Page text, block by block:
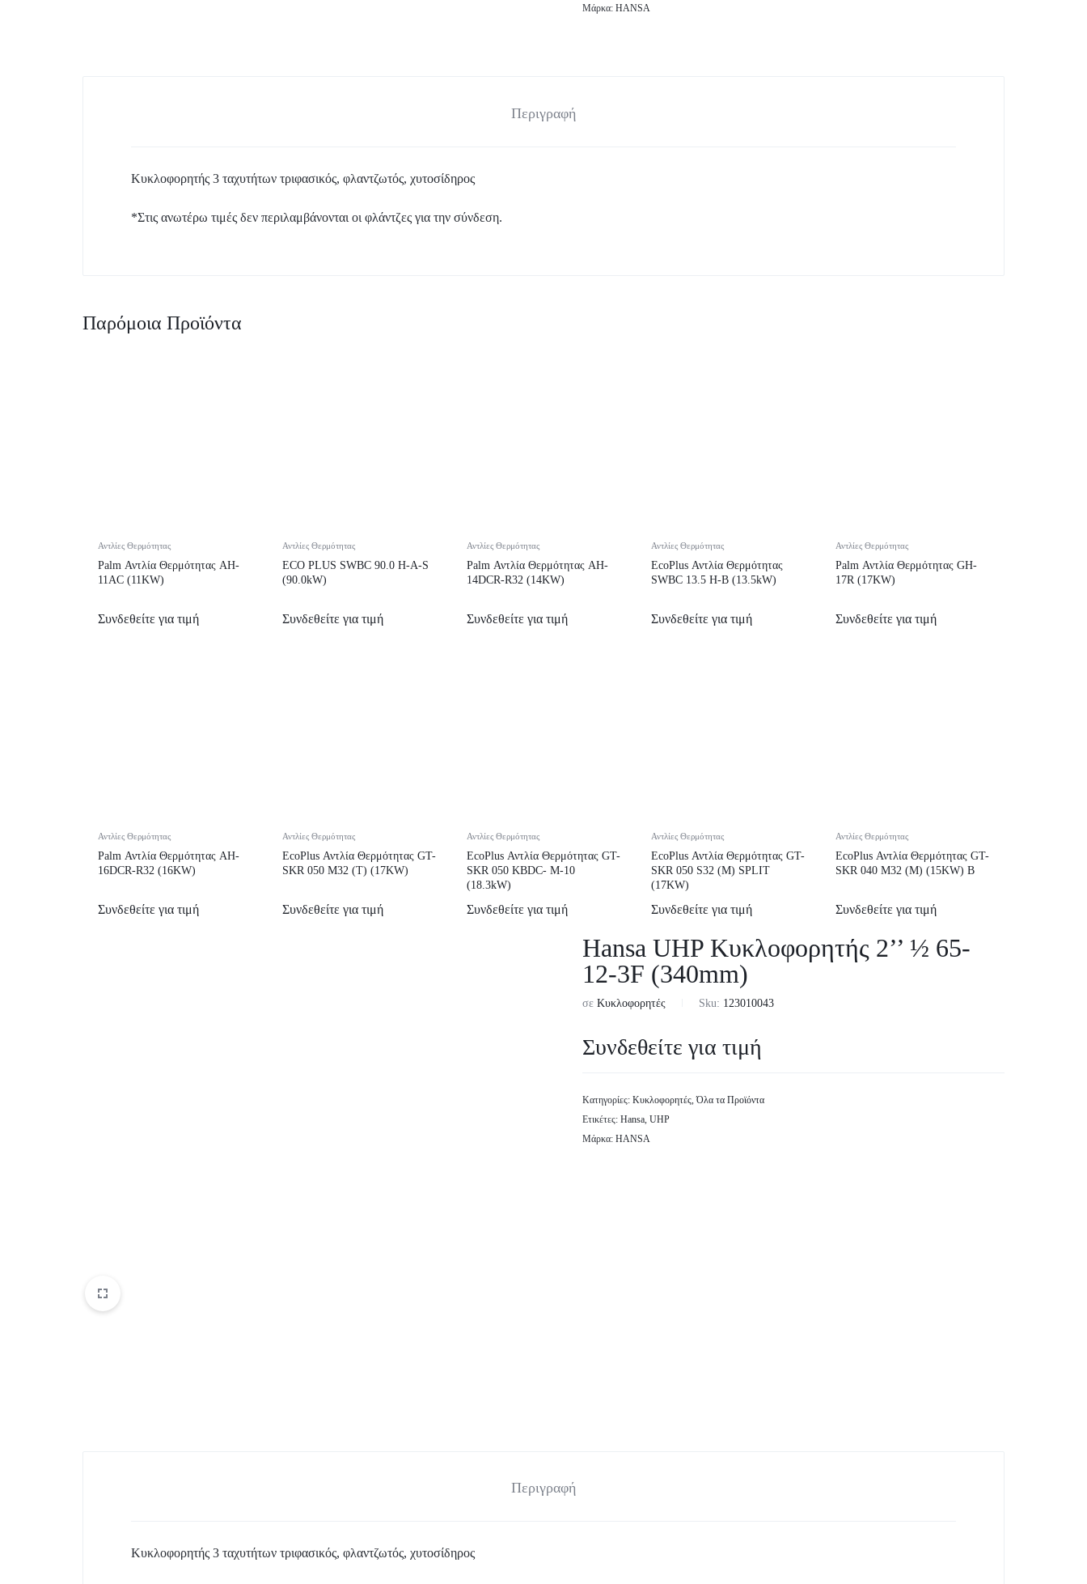
Μάρκα:HANSA
Περιγραφή
Κυκλοφορητής 3 ταχυτήτων τριφασικός, φλαντζωτός, χυτοσίδηρος
*Στις ανωτέρω τιμές δεν περιλαμβάνονται οι φλάντζες για την σύνδεση.
Παρόμοια Προϊόντα
Αντλίες Θερμότητας
Palm Αντλία Θερμότητας AH-
11AC (11KW)
Συνδεθείτε για τιμή
Αντλίες Θερμότητας
ECO PLUS SWBC 90.0 H-A-S
(90.0kW)
Συνδεθείτε για τιμή
Αντλίες Θερμότητας
Palm Αντλία Θερμότητας AH-
14DCR-R32 (14KW)
Συνδεθείτε για τιμή
Αντλίες Θερμότητας
EcoPlus Αντλία Θερμότητας
SWBC 13.5 H-B (13.5kW)
Συνδεθείτε για τιμή
Αντλίες Θερμότητας
Palm Αντλία Θερμότητας GH-
17R (17KW)
Συνδεθείτε για τιμή
Αντλίες Θερμότητας
Palm Αντλία Θερμότητας AH-
16DCR-R32 (16KW)
Συνδεθείτε για τιμή
Αντλίες Θερμότητας
EcoPlus Αντλία Θερμότητας GT-
SKR 050 M32 (T) (17KW)
Συνδεθείτε για τιμή
Αντλίες Θερμότητας
EcoPlus Αντλία Θερμότητας GT-
SKR 050 KBDC- M-10
(18.3kW)
Συνδεθείτε για τιμή
Αντλίες Θερμότητας
EcoPlus Αντλία Θερμότητας GT-
SKR 050 S32 (M) SPLIT
(17KW)
Συνδεθείτε για τιμή
Αντλίες Θερμότητας
EcoPlus Αντλία Θερμότητας GT-
SKR 040 M32 (M) (15KW) B
Συνδεθείτε για τιμή
Hansa UHP Κυκλοφορητής 2’’ ½ 65-
12-3F (340mm)
σεΚυκλοφορητές Sku: 123010043
Συνδεθείτε για τιμή
Κατηγορίες:Κυκλοφορητές ,Όλα τα Προϊόντα
Ετικέτες:Hansa ,UHP
Μάρκα:HANSA
Περιγραφή
Κυκλοφορητής 3 ταχυτήτων τριφασικός, φλαντζωτός, χυτοσίδηρος